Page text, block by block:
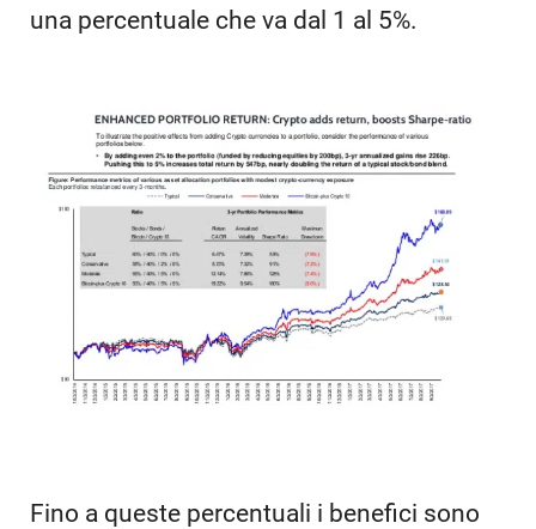
una percentuale che va dal 1 al 5%.
Fino a queste percentuali i benefici sono